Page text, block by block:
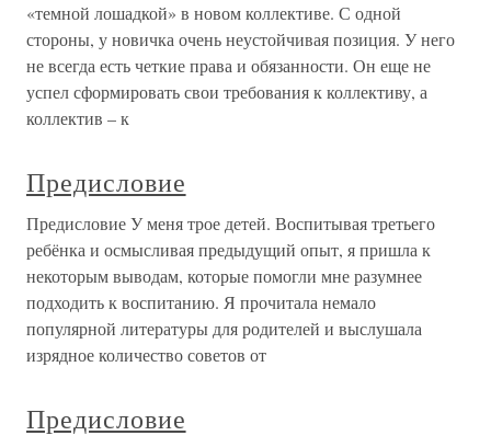
«темной лошадкой» в новом коллективе. С одной
стороны, у новичка очень неустойчивая позиция. У него
не всегда есть четкие права и обязанности. Он еще не
успел сформировать свои требования к коллективу, а
коллектив – к
Предисловие
Предисловие У меня трое детей. Воспитывая третьего
ребёнка и осмысливая предыдущий опыт, я пришла к
некоторым выводам, которые помогли мне разумнее
подходить к воспитанию. Я прочитала немало
популярной литературы для родителей и выслушала
изрядное количество советов от
Предисловие